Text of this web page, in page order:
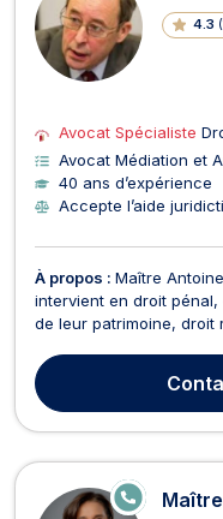
4.3 (
Avocat Spécialiste
Avocat Médiation et
40 ans d’expérience
Accepte l’aide
À propos : Maître
intervient en droit
de leur patrimoine, droit
dans les différentes
contrats ou droit de la
E
N